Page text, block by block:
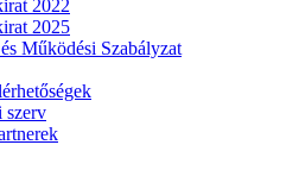
2022
2025
Működési Szabályzat
szerv